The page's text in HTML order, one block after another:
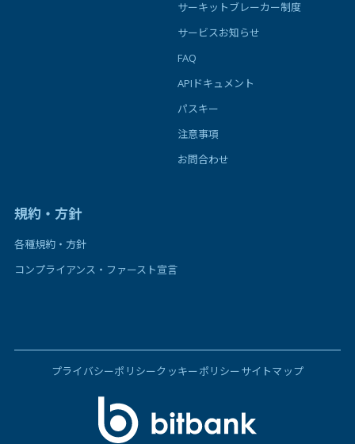
サーキットブレーカー制度
サービスお知らせ
FAQ
APIドキュメント
パスキー
注意事項
お問合わせ
規約・方針
各種規約・方針
コンプライアンス・ファースト宣言
プライバシーポリシークッキーポリシーサイトマップ